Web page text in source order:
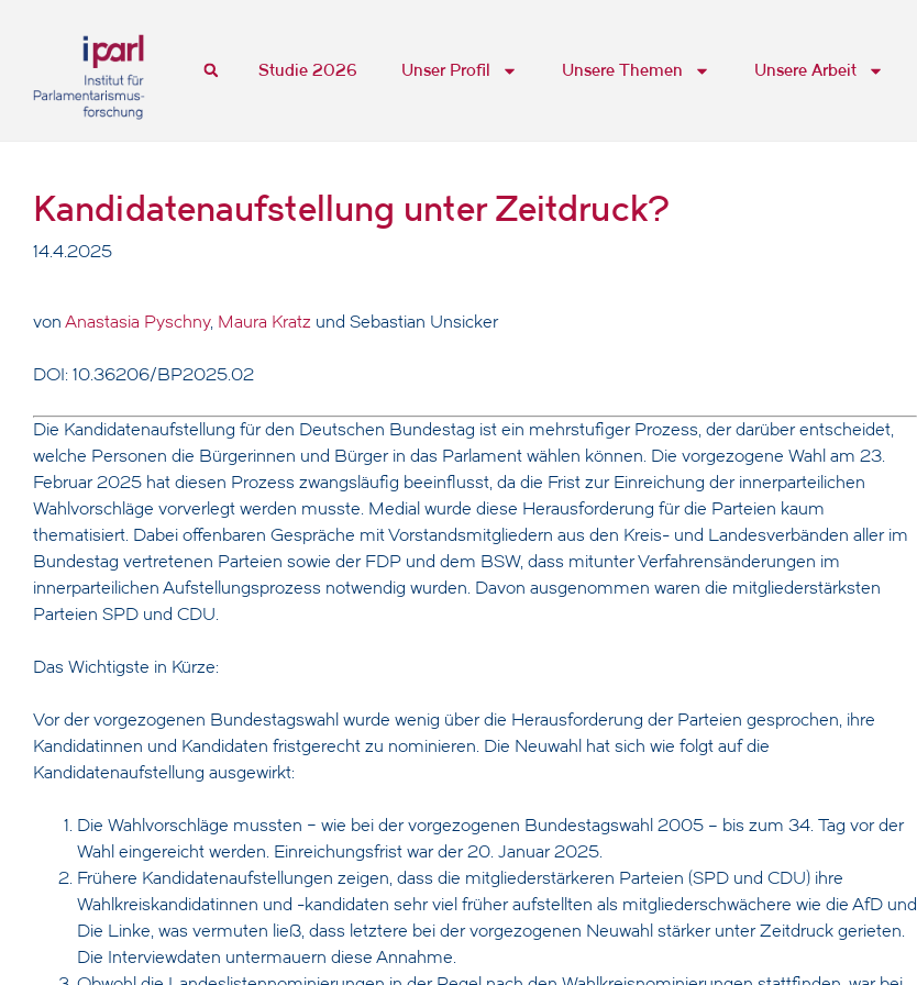
Studie 2026 Unser Profil Unsere Themen Unsere Arbeit
Kandidatenaufstellung unter Zeitdruck?
14.4.2025
von Anastasia Pyschny, Maura Kratz und Sebastian Unsicker
DOI: 10.36206/BP2025.02
Die Kandidatenaufstellung für den Deutschen Bundestag ist ein mehrstufiger Prozess, der darüber entscheidet,
welche Personen die Bürgerinnen und Bürger in das Parlament wählen können. Die vorgezogene Wahl am 23.
Februar 2025 hat diesen Prozess zwangsläufig beeinflusst, da die Frist zur Einreichung der innerparteilichen
Wahlvorschläge vorverlegt werden musste. Medial wurde diese Herausforderung für die Parteien kaum
thematisiert. Dabei offenbaren Gespräche mit Vorstandsmitgliedern aus den Kreis- und Landesverbänden aller im
Bundestag vertretenen Parteien sowie der FDP und dem BSW, dass mitunter Verfahrensänderungen im
innerparteilichen Aufstellungsprozess notwendig wurden. Davon ausgenommen waren die mitgliederstärksten
Parteien SPD und CDU.
Das Wichtigste in Kürze:
Vor der vorgezogenen Bundestagswahl wurde wenig über die Herausforderung der Parteien gesprochen, ihre
Kandidatinnen und Kandidaten fristgerecht zu nominieren. Die Neuwahl hat sich wie folgt auf die
Kandidatenaufstellung ausgewirkt:
Die Wahlvorschläge mussten − wie bei der vorgezogenen Bundestagswahl 2005 – bis zum 34. Tag vor der
Wahl eingereicht werden. Einreichungsfrist war der 20. Januar 2025.
Frühere Kandidatenaufstellungen zeigen, dass die mitgliederstärkeren Parteien (SPD und CDU) ihre
Wahlkreiskandidatinnen und -kandidaten sehr viel früher aufstellten als mitgliederschwächere wie die AfD und
Die Linke, was vermuten ließ, dass letztere bei der vorgezogenen Neuwahl stärker unter Zeitdruck gerieten.
Die Interviewdaten untermauern diese Annahme.